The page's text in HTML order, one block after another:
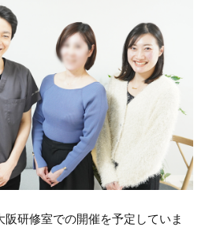
研修室での開催を予定していま